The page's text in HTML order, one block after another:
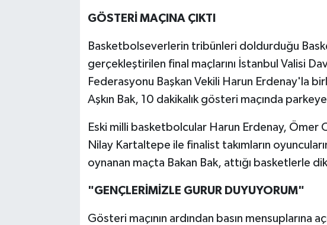
GÖSTERİ MAÇINA ÇIKTI
Basketbolseverlerin tribünleri doldurduğu
gerçekleştirilen final maçlarını İstanbul Valisi
Federasyonu Başkan Vekili Harun Erdenay'la
Aşkın Bak, 10 dakikalık gösteri maçında parkeye
Eski milli basketbolcular Harun Erdenay, Ömer
Nilay Kartaltepe ile finalist takımların
oynanan maçta Bakan Bak, attığı basketlerle
"GENÇLERİMİZLE GURUR DUYUYORUM"
Gösteri maçının ardından basın mensuplarına